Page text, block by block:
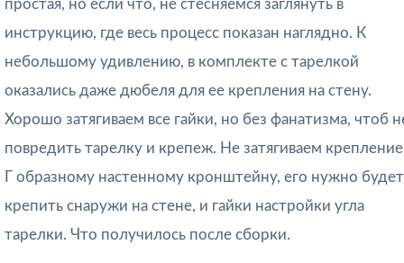
простая, но если что, не стесняемся заглянуть в
инструкцию, где весь процесс показан наглядно. К
небольшому удивлению, в комплекте с тарелкой
оказались даже дюбеля для ее крепления на стену.
Хорошо затягиваем все гайки, но без фанатизма, чтоб
повредить тарелку и крепеж. Не затягиваем
Г образному настенному кронштейну, его нужно будет
крепить снаружи на стене, и гайки настройки угла
тарелки. Что получилось после сборки.